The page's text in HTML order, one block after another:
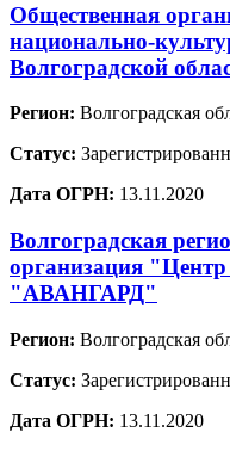
Общественная
национально-
Волгоградской
Регион: Волгоградская
Статус:
Дата ОГРН: 13.11.2020
Волгоградская
организация
"АВАНГАРД"
Регион: Волгоградская
Статус:
Дата ОГРН: 13.11.2020